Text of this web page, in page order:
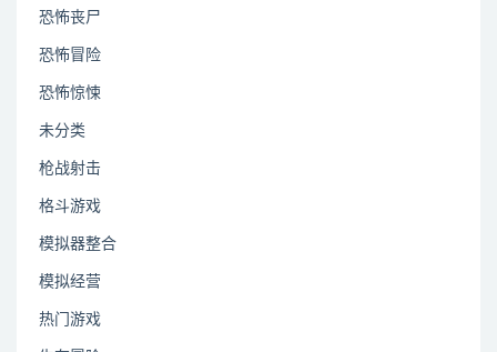
恐怖丧尸
恐怖冒险
恐怖惊悚
未分类
枪战射击
格斗游戏
模拟器整合
模拟经营
热门游戏